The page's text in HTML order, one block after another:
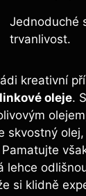
Jednoduché
trvanlivost.
kreativní
oleje.
skvostný
lehce
si klidně